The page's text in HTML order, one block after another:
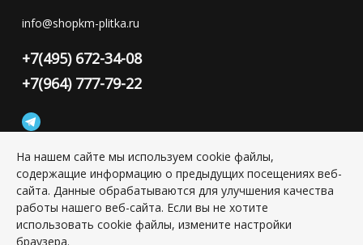
info@shopkm-plitka.ru
+7(495) 672-34-08
+7(964) 777-79-22
Конфиденциальность персональной информации
Copyright © 2026 ИП Григорьян Юлия Сергеевна, ИНН:
501703338416
На нашем сайте мы используем cookie файлы,
содержащие информацию о предыдущих посещениях веб-
сайта. Данные обрабатываются для улучшения качества
работы нашего веб-сайта. Если вы не хотите
использовать cookie файлы, измените настройки
браузера.